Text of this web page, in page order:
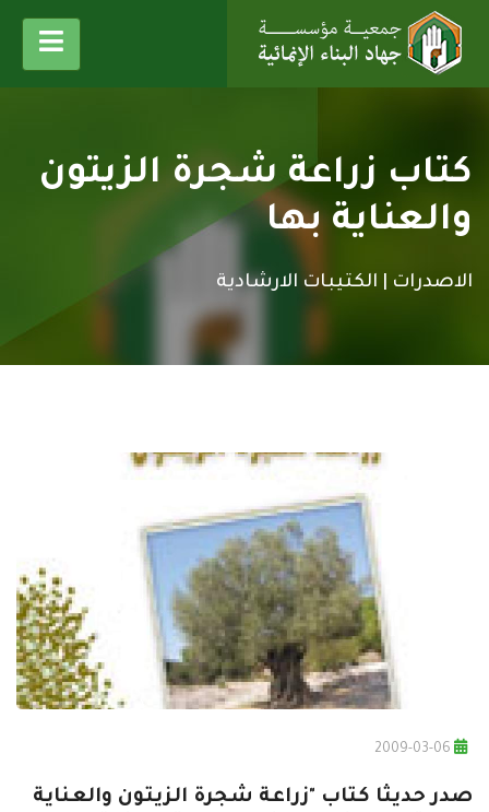
كتاب زراعة شجرة الزيتون
والعناية بها
الاصدرات | الكتيبات الارشادية
صدر حديثا كتاب "زراعة شجرة الزيتون والعناية